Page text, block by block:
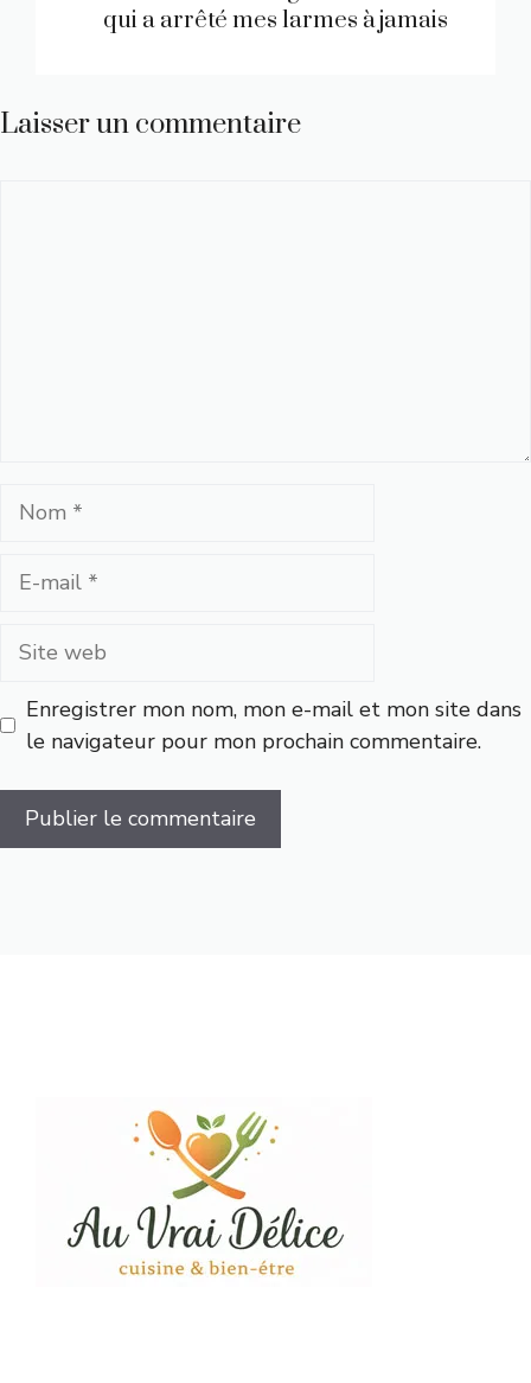
qui a arrêté mes larmes à jamais
Laisser un commentaire
Nom
Site
Enregistrer mon nom, mon e-mail et mon site dans
le navigateur pour mon prochain commentaire.